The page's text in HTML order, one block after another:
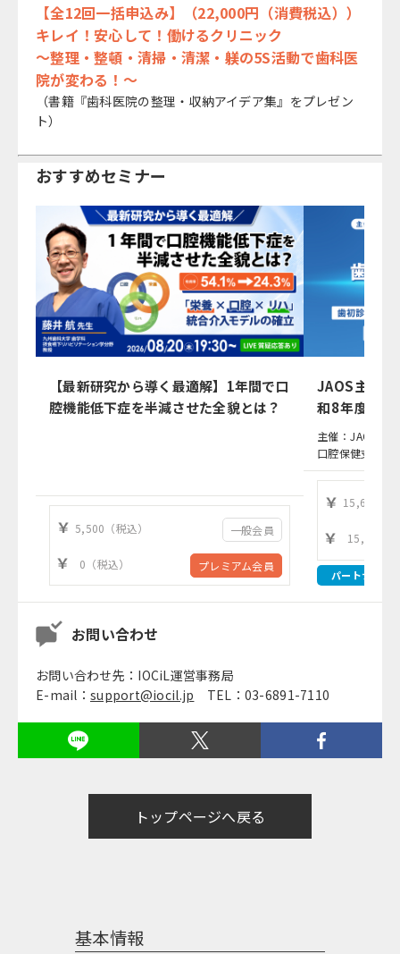
【全12回一括申込み】（22,000円（消費税込））
キレイ！安心して！働けるクリニック
～整理・整頓・清掃・清潔・躾の5S活動で歯科医
院が変わる！～
（書籍『歯科医院の整理・収納アイデア集』をプレゼン
ト）
おすすめセミナー
【最新研究から導く最適解】1年間で口
腔機能低下症を半減させた全貌とは？
5,500（税込） 一般会員
0（税込） プレミアム会員
JAOS主催
和8年度（
応
主催：JAOS（
口腔保健支援機
15,630（
15,630（
パートナー
お問い合わせ
お問い合わせ先：IOCiL運営事務局
E-mail： support@iocil.jp TEL：03-6891-7110
トップページへ戻る
基本情報